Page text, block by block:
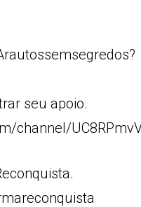
seu apoio.
channel/